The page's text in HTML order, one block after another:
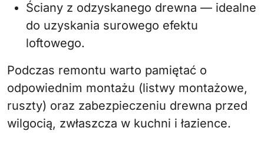
Ściany z odzyskanego drewna — idealne
do uzyskania surowego efektu
loftowego.
Podczas remontu warto pamiętać o
odpowiednim montażu (listwy montażowe,
ruszty) oraz zabezpieczeniu drewna przed
wilgocią, zwłaszcza w kuchni i łazience.